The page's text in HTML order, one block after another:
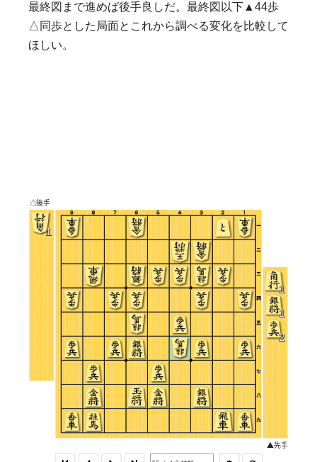
最終図まで進めば後手良しだ。最終図以下▲44歩
△同歩とした局面とこれから調べる変化を比較して
ほしい。